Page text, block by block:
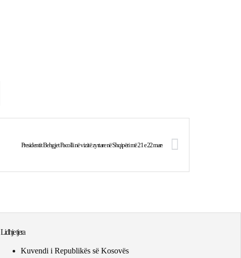
Presidentit Behgjet Pacolli në vizitë zyrtare në Shqipëri më 21 e 22 mars
Lidhje tjera
Kuvendi i Republikës së Kosovës